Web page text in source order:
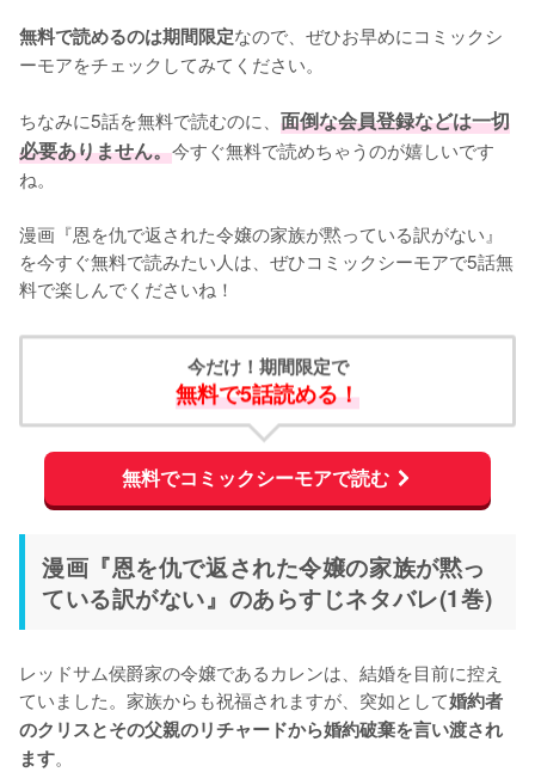
無料で読めるのは期間限定なので、ぜひお早めにコミックシ
ーモアをチェックしてみてください。
ちなみに5話を無料で読むのに、 面倒な会員登録などは一切
必要ありません。今すぐ無料で読めちゃうのが嬉しいです
ね。
漫画『恩を仇で返された令嬢の家族が黙っている訳がない』
を今すぐ無料で読みたい人は、ぜひコミックシーモアで5話無
料で楽しんでくださいね！
今だけ！期間限定で
無料で5話読める！
無料でコミックシーモアで読む
漫画『恩を仇で返された令嬢の家族が黙っ
ている訳がない』のあらすじネタバレ(1巻)
レッドサム侯爵家の令嬢であるカレンは、結婚を目前に控え
ていました。家族からも祝福されますが、突如として婚約者
のクリスとその父親のリチャードから婚約破棄を言い渡され
ます。